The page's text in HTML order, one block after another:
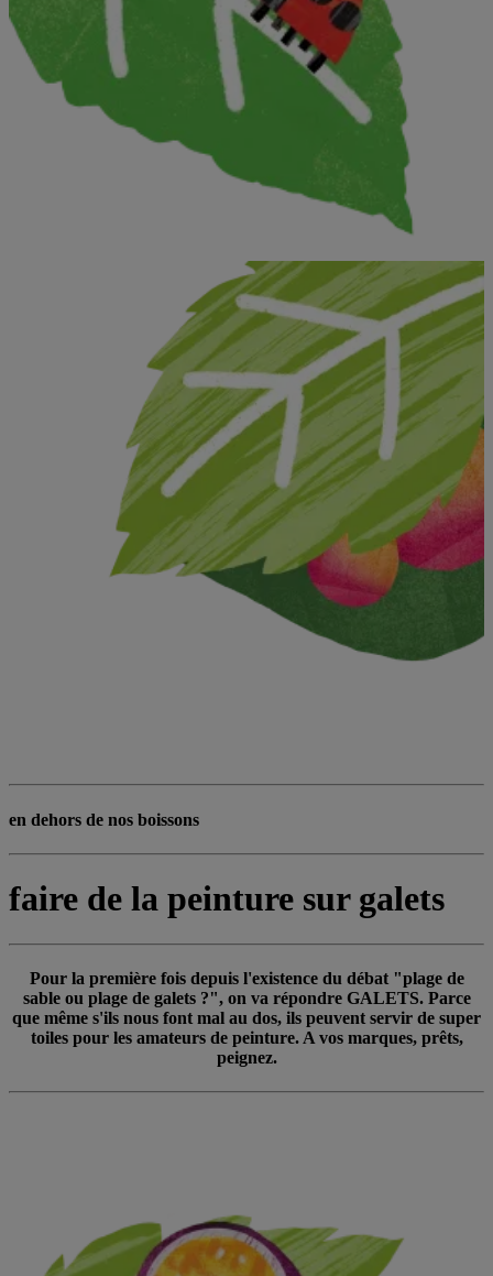
en dehors de nos boissons
faire de la peinture sur galets
Pour la première fois depuis l'existence du débat "plage de
sable ou plage de galets ?", on va répondre GALETS. Parce
que même s'ils nous font mal au dos, ils peuvent servir de super
toiles pour les amateurs de peinture. A vos marques, prêts,
peignez.